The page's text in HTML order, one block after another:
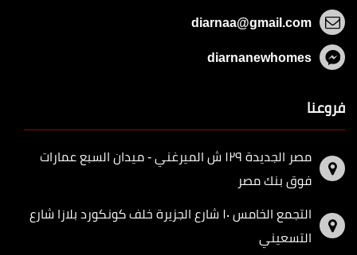
diarnaa@gmail.com
diarnanewhomes
فروعنا
مصر الجديدة ١٢٩ ش الميرغني - ميدان السبع عمارات
فوق بنك مصر
التجمع الخامس ١٠ شارع الجزيرة خلف كونكورد بلازا شارع
التسعيني